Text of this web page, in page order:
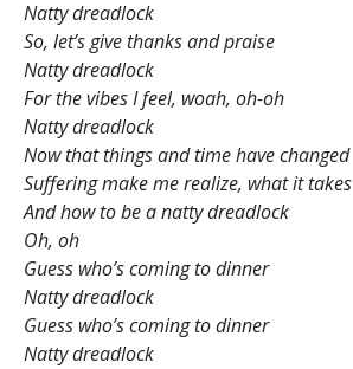
Natty dreadlock
So, let’s give thanks and praise
Natty dreadlock
For the vibes I feel, woah, oh-oh
Natty dreadlock
Now that things and time have changed
Suffering make me realize, what it takes
And how to be a natty dreadlock
Oh, oh
Guess who’s coming to dinner
Natty dreadlock
Guess who’s coming to dinner
Natty dreadlock